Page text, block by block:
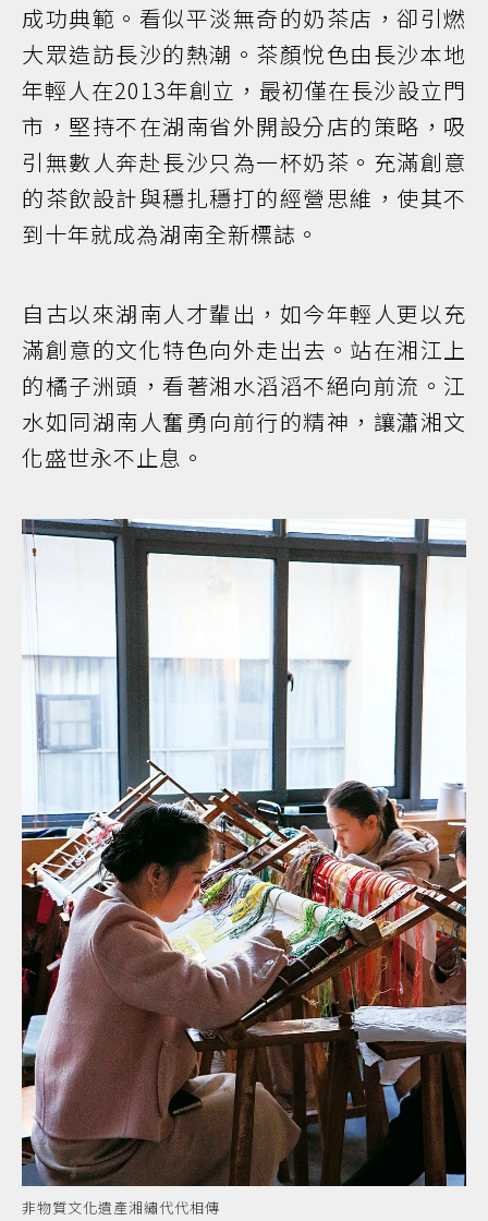
成功典範。看似平淡無奇的奶茶店，卻引燃
大眾造訪長沙的熱潮。茶顏悅色由長沙本地
年輕人在2013年創立，最初僅在長沙設立門
市，堅持不在湖南省外開設分店的策略，吸
引無數人奔赴長沙只為一杯奶茶。充滿創意
的茶飲設計與穩扎穩打的經營思維，使其不
到十年就成為湖南全新標誌。
自古以來湖南人才輩出，如今年輕人更以充
滿創意的文化特色向外走出去。站在湘江上
的橘子洲頭，看著湘水滔滔不絕向前流。江
水如同湖南人奮勇向前行的精神，讓瀟湘文
化盛世永不止息。
非物質文化遺產湘繡代代相傳